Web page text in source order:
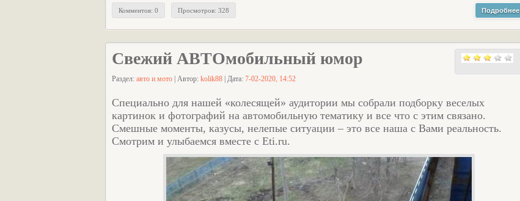
Комментов: 0 Просмотров: 328 Подробнее
Свежий АВТОмобильный юмор
Раздел: авто и мото | Автор: kolik88 | Дата: 7-02-2020, 14:52
Специально для нашей «колесящей» аудитории мы собрали подборку веселых
картинок и фотографий на автомобильную тематику и все что с этим связано.
Смешные моменты, казусы, нелепые ситуации – это все наша с Вами реальность.
Смотрим и улыбаемся вместе с Eti.ru.